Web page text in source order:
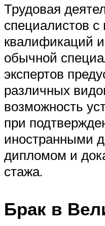
Трудовая
специалистов с
квалификаций
обычной
экспертов
различных
возможность
при
иностранными
дипломом и
стажа.
Брак в